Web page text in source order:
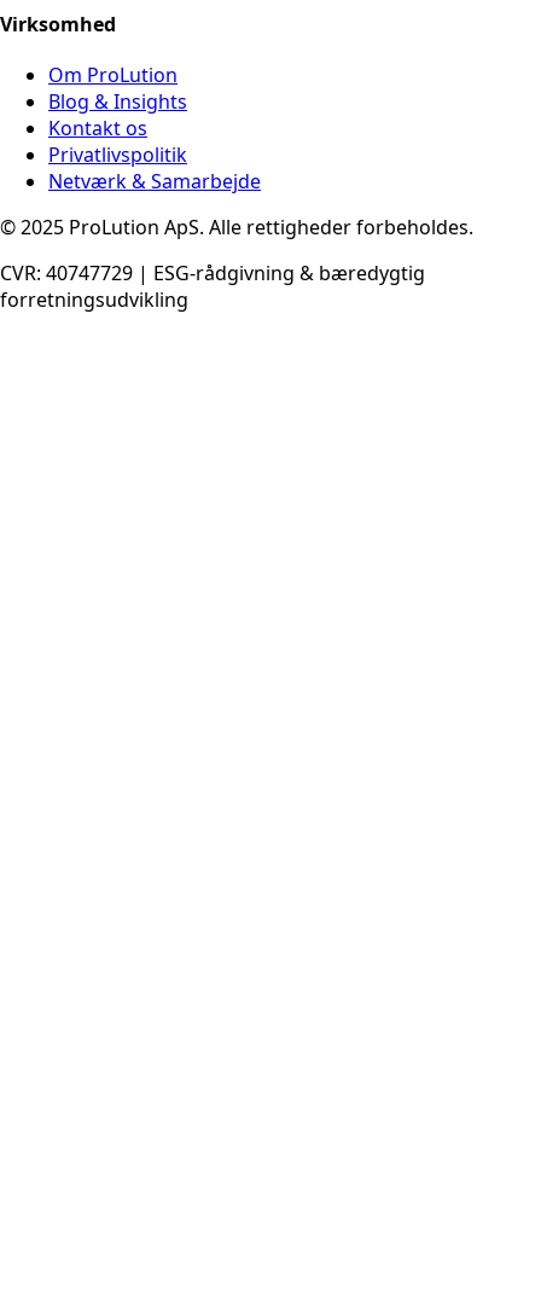
Virksomhed
Om ProLution
Blog & Insights
Kontakt os
Privatlivspolitik
Netværk & Samarbejde
© 2025 ProLution ApS. Alle rettigheder forbeholdes.
CVR: 40747729 | ESG-rådgivning & bæredygtig
forretningsudvikling